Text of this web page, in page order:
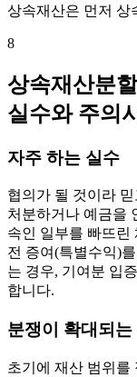
상속재산은 먼저 상
8
상속재산분
실수와 주의
자주 하는 실수
협의가 될 것이라
처분하거나 예금을
속인 일부를 빠뜨린
전 증여(특별수익)
는 경우, 기여분 입
합니다.
분쟁이 확대되는
초기에 재산 범위를